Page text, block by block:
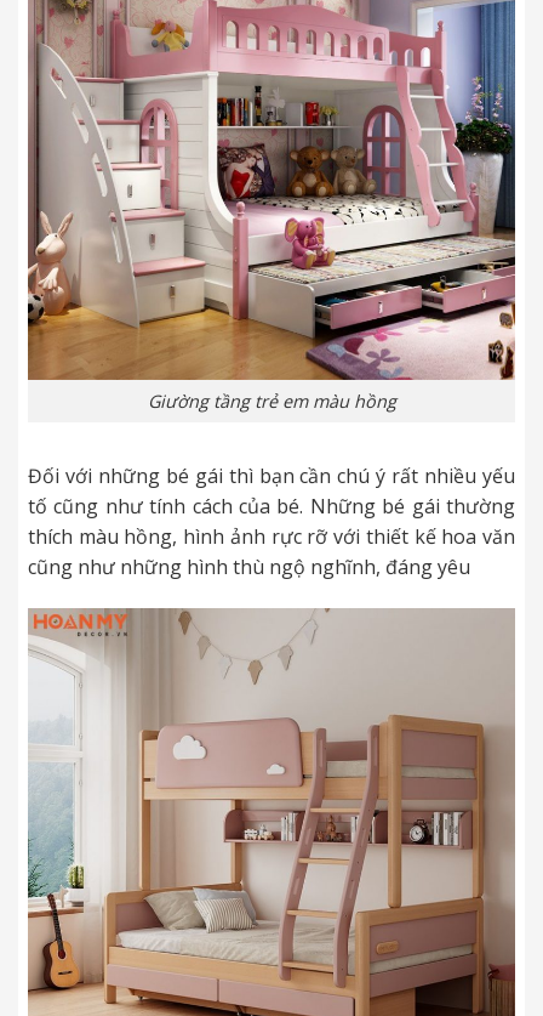
Giường tầng trẻ em màu hồng
Đối với những bé gái thì bạn cần chú ý rất nhiều yếu
tố cũng như tính cách của bé. Những bé gái thường
thích màu hồng, hình ảnh rực rỡ với thiết kế hoa văn
cũng như những hình thù ngộ nghĩnh, đáng yêu